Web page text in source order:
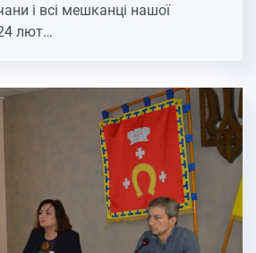
і всі мешканці нашої
лют…